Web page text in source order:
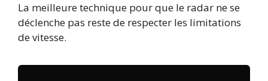
La meilleure technique pour que le radar ne se
déclenche pas reste de respecter les limitations
de vitesse.